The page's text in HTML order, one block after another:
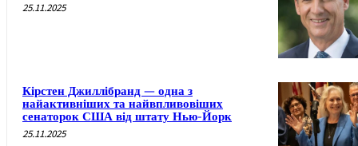
25.11.2025
Кірстен Джиллібранд — одна з
найактивніших та найвпливовіших
сенаторок США від штату Нью-Йорк
25.11.2025